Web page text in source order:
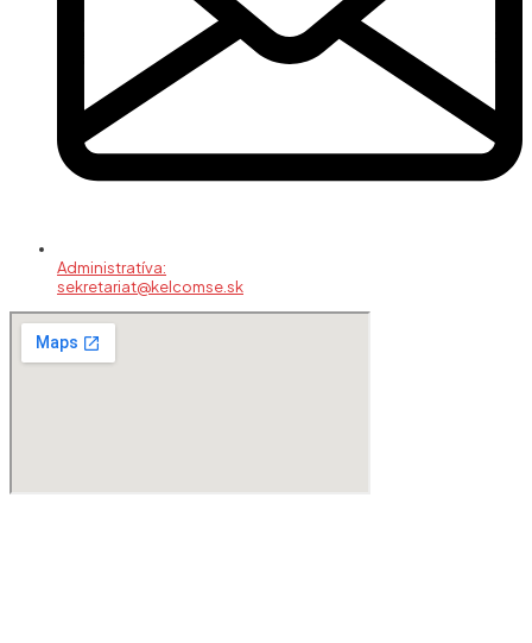
Administratíva:
sekretariat@kelcomse.sk